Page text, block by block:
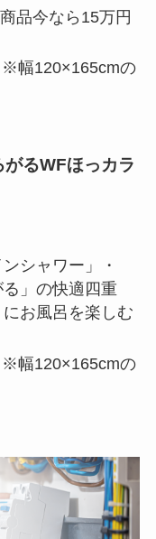
品今なら15万円
※幅120×165cmの
るWFほっカラ
シャワー」・
る」の快適四重
お風呂を楽しむ
※幅120×165cmの